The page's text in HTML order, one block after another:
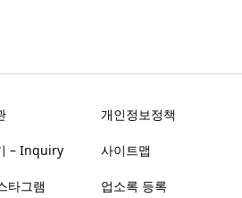
개인정보정책
– Inquiry 사이트맵
타그램 업소록 등록